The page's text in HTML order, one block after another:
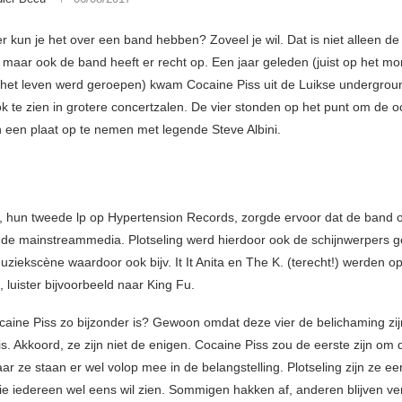
kun je het over een band hebben? Zoveel je wil. Dat is niet alleen
ook de band heeft er recht op. Een jaar geleden (juist op het
leven werd geroepen) kwam Cocaine Piss uit de Luikse
te zien in grotere concertzalen. De vier stonden op het punt om de
een plaat op te nemen met legende Steve Albini.
, hun tweede lp op Hypertension Records, zorgde ervoor dat de band
mainstreammedia. Plotseling werd hierdoor ook de schijnwerpers
waardoor ook bijv. It It Anita en The K. (terecht!) werden
luister bijvoorbeeld naar King Fu.
Piss zo bijzonder is? Gewoon omdat deze vier de belichaming
Akkoord, ze zijn niet de enigen. Cocaine Piss zou de eerste zijn om
ze staan er wel volop mee in de belangstelling. Plotseling zijn ze
iedereen wel eens wil zien. Sommigen hakken af, anderen blijven